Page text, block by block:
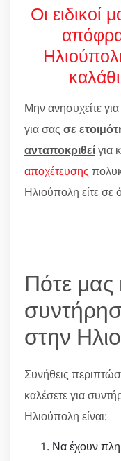
Οι ειδικοί
Μην ανησυχείτε
για σας σε
ανταποκριθείγια
αποχέτευσης
Ηλιούπολη είτε σε
Πότε μας
στην
Συνήθεις
καλέσετε για
Ηλιούπολη είναι:
Να έχουν